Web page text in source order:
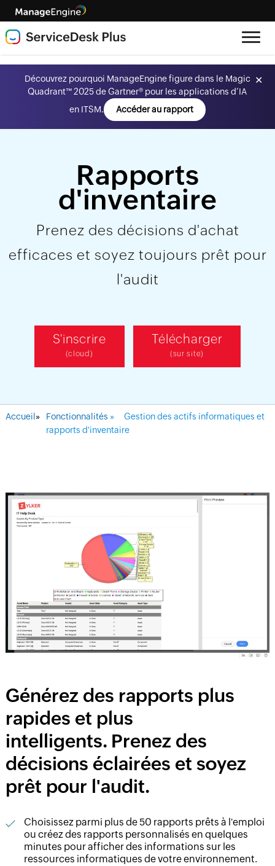
Découvrez pourquoi ManageEngine figure dans le Magic
Quadrant™ 2025 de Gartner® pour les applications d’IA
en ITSM.
Accéder au rapport
✕
Rapports
d'inventaire
Prenez des décisions d'achat
efficaces et soyez toujours prêt pour
l'audit
S'inscrire
(cloud)
Télécharger
(sur site)
Accueil» Fonctionnalités »
Gestion des actifs informatiques et
rapports d'inventaire
Générez des rapports plus
rapides et plus
intelligents. Prenez des
décisions éclairées et soyez
prêt pour l'audit.
Choisissez parmi plus de 50 rapports prêts à l'emploi
ou créez des rapports personnalisés en quelques
minutes pour afficher des informations sur les
ressources informatiques de votre environnement.